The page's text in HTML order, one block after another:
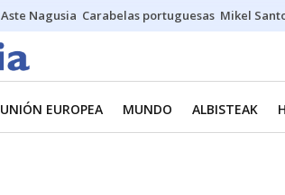
Aste Nagusia Carabelas portuguesas Mikel
UNIÓN EUROPEA MUNDO ALBISTEAK